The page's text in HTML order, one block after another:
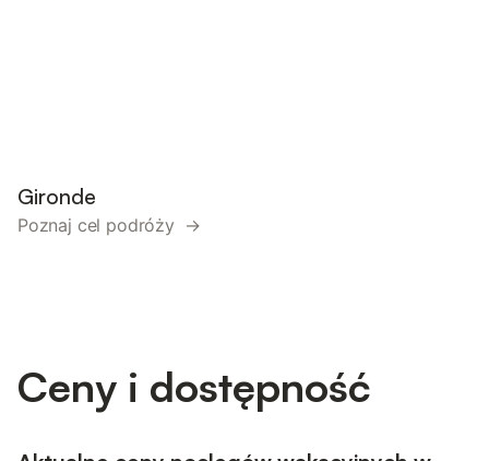
Gironde
Poznaj cel podróży →
Ceny i dostępność